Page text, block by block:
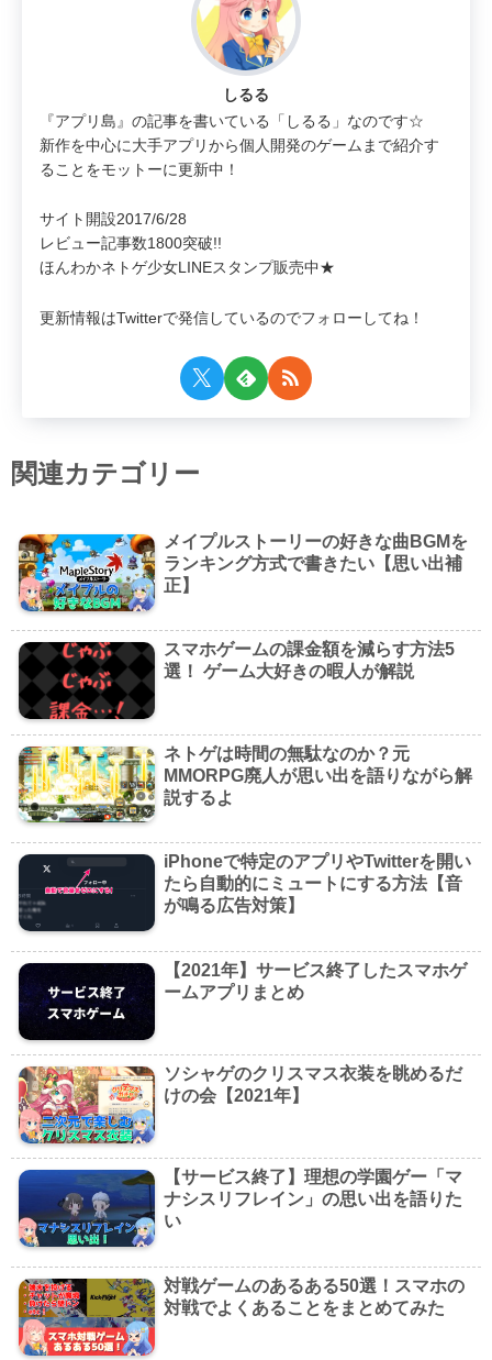
しるる
『アプリ島』の記事を書いている「しるる」なのです☆
新作を中心に大手アプリから個人開発のゲームまで紹介す
ることをモットーに更新中！
サイト開設2017/6/28
レビュー記事数1800突破!!
ほんわかネトゲ少女LINEスタンプ販売中★
更新情報はTwitterで発信しているのでフォローしてね！
関連カテゴリー
メイプルストーリーの好きな曲BGMを
ランキング方式で書きたい【思い出補
正】
スマホゲームの課金額を減らす方法5
選！ ゲーム大好きの暇人が解説
ネトゲは時間の無駄なのか？元
MMORPG廃人が思い出を語りながら解
説するよ
iPhoneで特定のアプリやTwitterを開い
たら自動的にミュートにする方法【音
が鳴る広告対策】
【2021年】サービス終了したスマホゲ
ームアプリまとめ
ソシャゲのクリスマス衣装を眺めるだ
けの会【2021年】
【サービス終了】理想の学園ゲー「マ
ナシスリフレイン」の思い出を語りた
い
対戦ゲームのあるある50選！スマホの
対戦でよくあることをまとめてみた